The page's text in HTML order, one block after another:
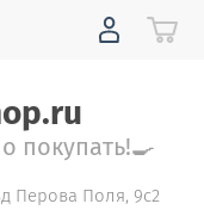
покупать!🍳
Перова Поля, 9с2